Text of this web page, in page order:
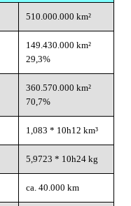
510.000.000 km²
149.430.000 km²
29,3%
360.570.000 km²
70,7%
1,083 * 10h12 km³
5,9723 * 10h24 kg
ca. 40.000 km